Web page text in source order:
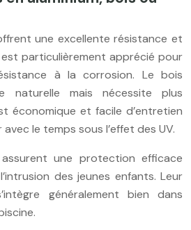
une excellente résistance et
est particulièrement apprécié pour
à la corrosion. Le bois
naturelle mais nécessite plus
économique et facile d’entretien
le temps sous l’effet des UV.
une protection efficace
des jeunes enfants. Leur
généralement bien dans